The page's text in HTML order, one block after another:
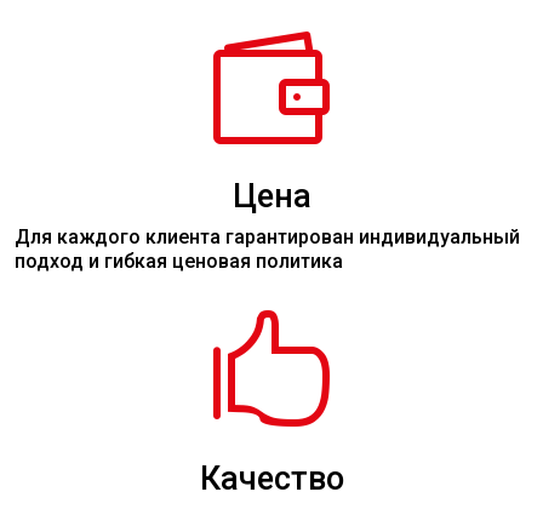

Цена
Для каждого клиента гарантирован индивидуальный
подход и гибкая ценовая политика

Качество